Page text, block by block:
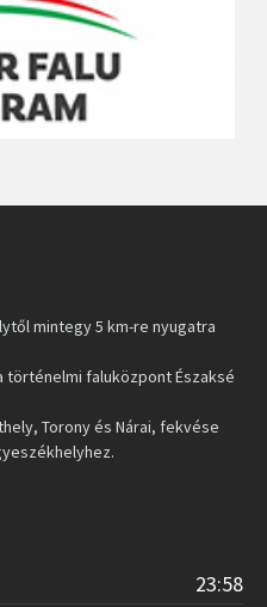
mintegy 5 km-re nyugatra
faluközpont Északsé
Torony és Nárai, fekvése
23:58